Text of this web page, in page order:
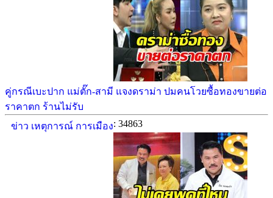
คู่กรณีเบะปาก แม่ตั๊ก-สามี แจงดราม่า ปมคนโวยซื้อทองขายต่อ
ราคาตก ร้านไม่รับ
ข่าว เหตุการณ์ การเมือง: 34863